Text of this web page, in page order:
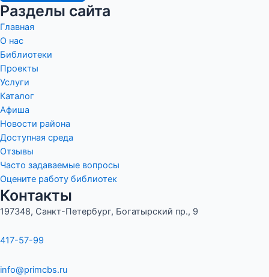
Разделы сайта
Главная
О нас
Библиотеки
Проекты
Услуги
Каталог
Афиша
Новости района
Доступная среда
Отзывы
Часто задаваемые вопросы
Оцените работу библиотек
Контакты
197348, Санкт-Петербург, Богатырский пр., 9
417-57-99
info@primcbs.ru